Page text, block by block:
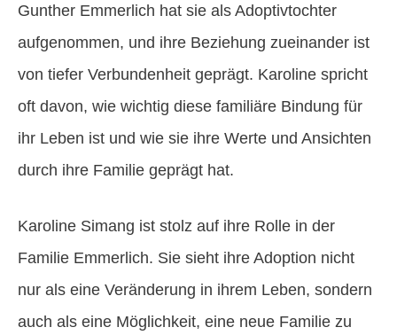
Gunther Emmerlich hat sie als Adoptivtochter
aufgenommen, und ihre Beziehung zueinander ist
von tiefer Verbundenheit geprägt. Karoline spricht
oft davon, wie wichtig diese familiäre Bindung für
ihr Leben ist und wie sie ihre Werte und Ansichten
durch ihre Familie geprägt hat.
Karoline Simang ist stolz auf ihre Rolle in der
Familie Emmerlich. Sie sieht ihre Adoption nicht
nur als eine Veränderung in ihrem Leben, sondern
auch als eine Möglichkeit, eine neue Familie zu